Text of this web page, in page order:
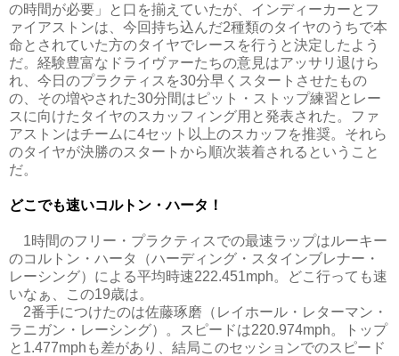
の時間が必要」と口を揃えていたが、インディーカーとフ
ァイアストンは、今回持ち込んだ2種類のタイヤのうちで本
命とされていた方のタイヤでレースを行うと決定したよう
だ。経験豊富なドライヴァーたちの意見はアッサリ退けら
れ、今日のプラクティスを30分早くスタートさせたもの
の、その増やされた30分間はピット・ストップ練習とレー
スに向けたタイヤのスカッフィング用と発表された。ファ
アストンはチームに4セット以上のスカッフを推奨。それら
のタイヤが決勝のスタートから順次装着されるということ
だ。
どこでも速いコルトン・ハータ！
1時間のフリー・プラクティスでの最速ラップはルーキー
のコルトン・ハータ（ハーディング・スタインブレナー・
レーシング）による平均時速222.451mph。どこ行っても速
いなぁ、この19歳は。
2番手につけたのは佐藤琢磨（レイホール・レターマン・
ラニガン・レーシング）。スピードは220.974mph。トップ
と1.477mphも差があり、結局このセッションでのスピード